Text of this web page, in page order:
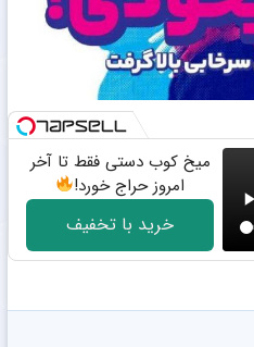
میخ کوب دستی فقط تا آخر
امروز حراج خورد!
خرید با تخفیف